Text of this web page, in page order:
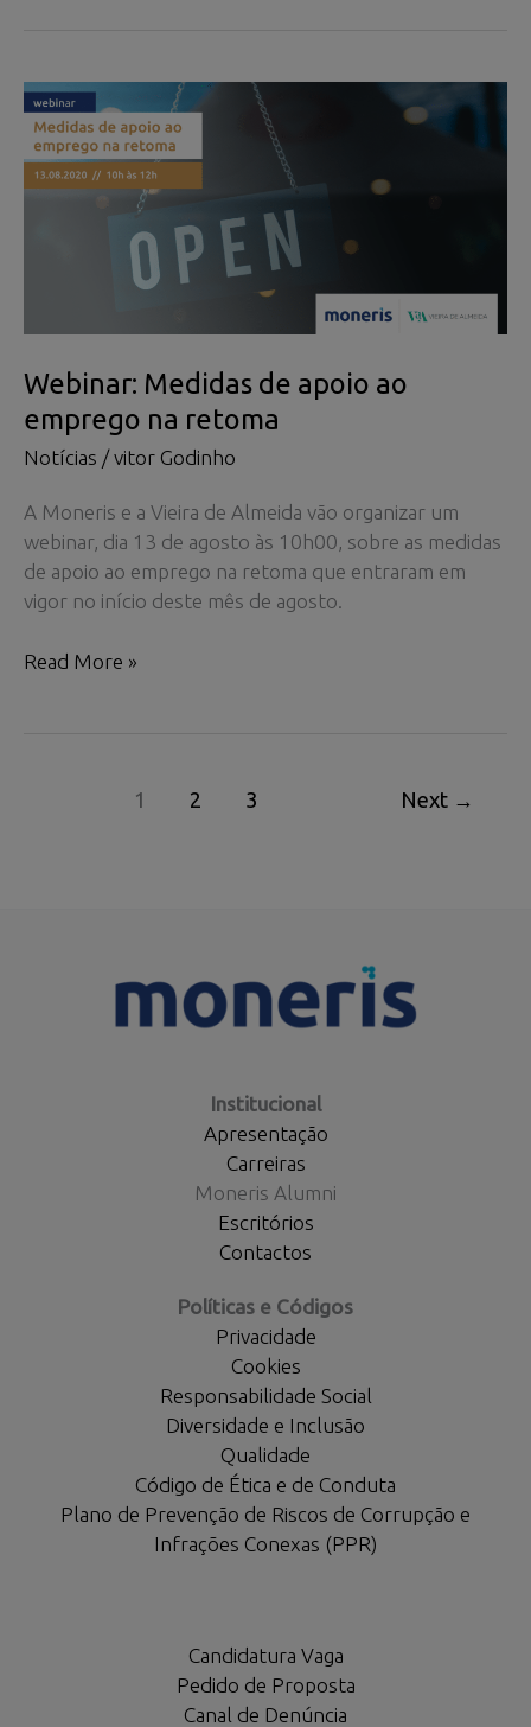
emprego
na
retoma
Webinar: Medidas de apoio ao
emprego na retoma
Notícias /vitor Godinho
A Moneris e a Vieira de Almeida vão organizar um
webinar, dia 13 de agosto às 10h00, sobre as medidas
de apoio ao emprego na retoma que entraram em
vigor no início deste mês de agosto.
Webinar:
Read More »
1 2 3 Next →
Institucional
Apresentação
Carreiras
Moneris Alumni
Escritórios
Contactos
Políticas e Códigos
Privacidade
Cookies
Responsabilidade Social
Diversidade e Inclusão
Qualidade
Código de Ética e de Conduta
Plano de Prevenção de Riscos de Corrupção e
Infrações Conexas (PPR)
Candidatura Vaga
Pedido de Proposta
Canal de Denúncia